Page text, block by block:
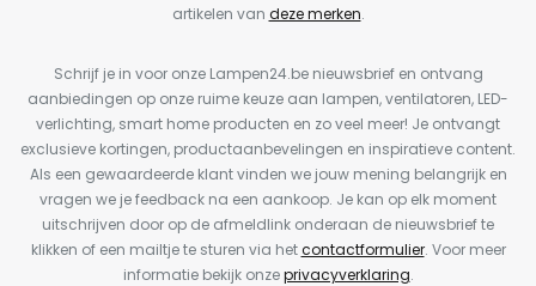
artikelen van deze merken.
Schrijf je in voor onze Lampen24.be nieuwsbrief en ontvang
aanbiedingen op onze ruime keuze aan lampen, ventilatoren, LED-
verlichting, smart home producten en zo veel meer! Je ontvangt
exclusieve kortingen, productaanbevelingen en inspiratieve content.
Als een gewaardeerde klant vinden we jouw mening belangrijk en
vragen we je feedback na een aankoop. Je kan op elk moment
uitschrijven door op de afmeldlink onderaan de nieuwsbrief te
klikken of een mailtje te sturen via hetcontactformulier. Voor meer
informatie bekijk onzeprivacyverklaring.